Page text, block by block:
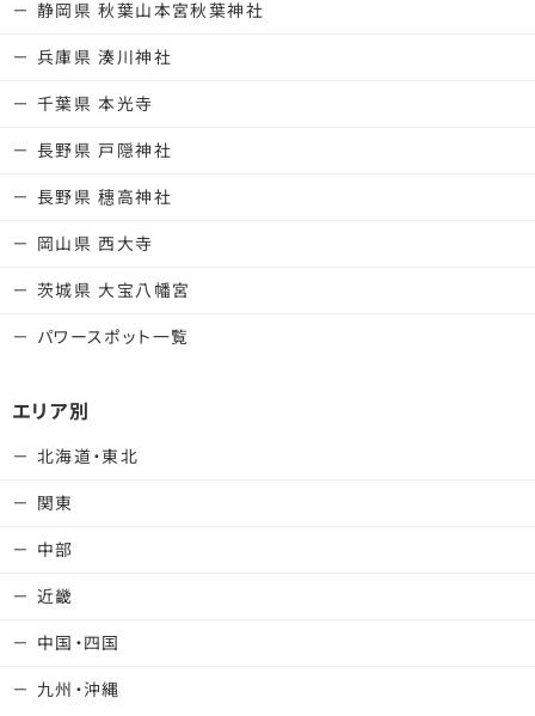
静岡県 秋葉山本宮秋葉神社
兵庫県 湊川神社
千葉県 本光寺
長野県 戸隠神社
長野県 穗高神社
岡山県 西大寺
茨城県 大宝八幡宮
パワースポット一覧
エリア別
北海道・東北
関東
中部
近畿
中国・四国
九州・沖縄